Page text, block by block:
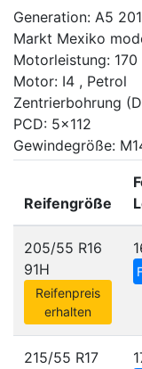
Generation: A5
Markt Mexiko
Motorleistung: 170
Motor: I4 , Petrol
Zentrierbohrung
PCD: 5x112
Gewindegröße:
Reifengröße
205/55 R16
91H
Reifenpreis
erhalten
215/55 R17